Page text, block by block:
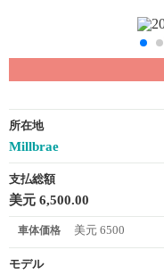
所在地
Millbrae
支払総額
美元 6,500.00
車体価格 美元 6500
モデル